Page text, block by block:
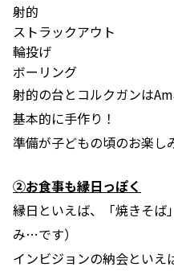
射的
ストラックアウト
輪投げ
ボーリング
射的の台とコルクガンは
基本的に手作り！
準備が子どもの頃のお楽し
②お食事も縁日っぽく
縁日といえば、「焼きそば
み…です）
インビジョンの納会といえ